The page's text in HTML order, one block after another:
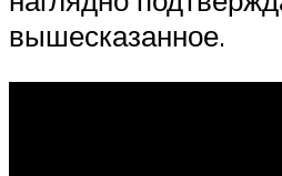
вышесказанное.